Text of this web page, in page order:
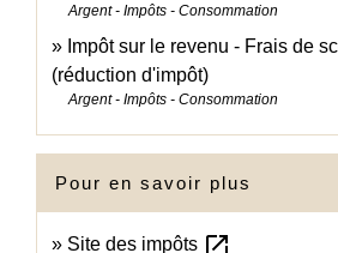
Argent - Impôts - Consommation
Impôt sur le revenu - Frais de
(réduction d'impôt)
Argent - Impôts - Consommation
Pour en savoir plus
Site des impôts open_in_new